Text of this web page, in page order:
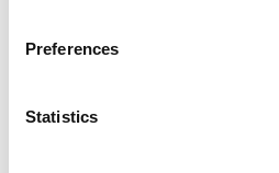
Preferences
Statistics